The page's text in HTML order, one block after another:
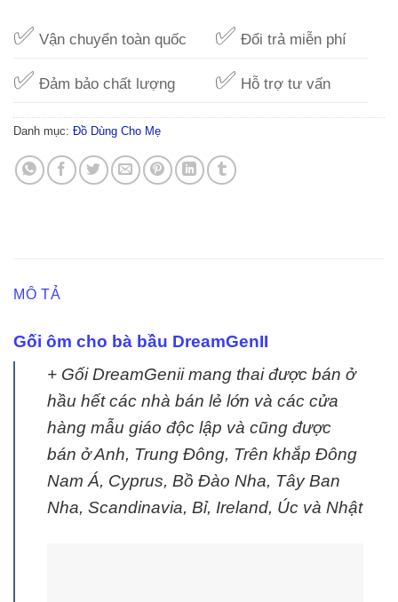
✅ Vận chuyển toàn quốc ✅ Đổi trả miễn phí
✅ Đảm bảo chất lượng ✅ Hỗ trợ tư vấn
Danh mục: Đồ Dùng Cho Mẹ
MÔ TẢ
Gối ôm cho bà bầu DreamGenII
+ Gối DreamGenii mang thai được bán ở
hầu hết các nhà bán lẻ lớn và các cửa
hàng mẫu giáo độc lập và cũng được
bán ở Anh, Trung Đông, Trên khắp Đông
Nam Á, Cyprus, Bồ Đào Nha, Tây Ban
Nha, Scandinavia, Bỉ, Ireland, Úc và Nhật